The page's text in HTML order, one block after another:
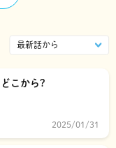
ブコメディ!!
こから?
2025/01/31